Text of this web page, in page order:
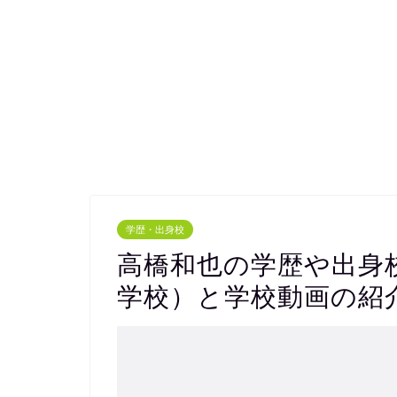
学歴・出身校
高橋和也の学歴や出身
学校）と学校動画の紹